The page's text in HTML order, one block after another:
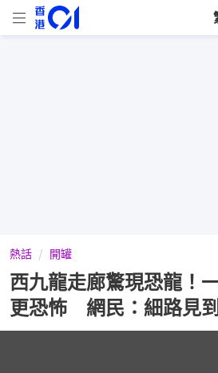
熱話 開罐
西九龍走廊驚現恐龍！
更恐怖 網民：細路見